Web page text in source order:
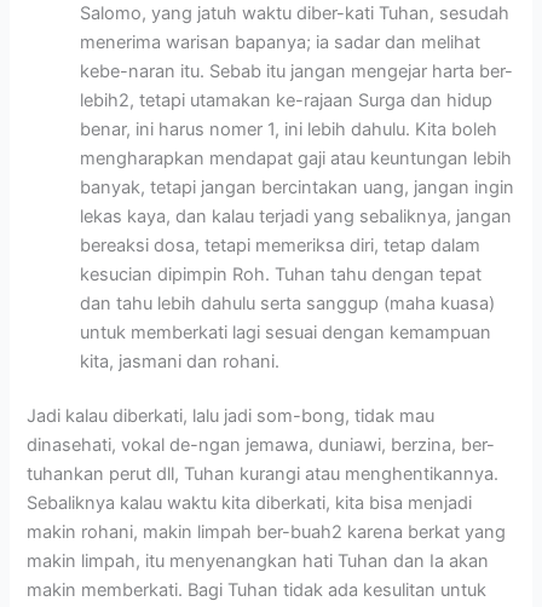
Salomo, yang jatuh waktu diber-kati Tuhan, sesudah
menerima warisan bapanya; ia sadar dan melihat
kebe-naran itu. Sebab itu jangan mengejar harta ber-
lebih2, tetapi utamakan ke-rajaan Surga dan hidup
benar, ini harus nomer 1, ini lebih dahulu. Kita boleh
mengharapkan mendapat gaji atau keuntungan lebih
banyak, tetapi jangan bercintakan uang, jangan ingin
lekas kaya, dan kalau terjadi yang sebaliknya, jangan
bereaksi dosa, tetapi memeriksa diri, tetap dalam
kesucian dipimpin Roh. Tuhan tahu dengan tepat
dan tahu lebih dahulu serta sanggup (maha kuasa)
untuk memberkati lagi sesuai dengan kemampuan
kita, jasmani dan rohani.
Jadi kalau diberkati, lalu jadi som-bong, tidak mau
dinasehati, vokal de-ngan jemawa, duniawi, berzina, ber-
tuhankan perut dll, Tuhan kurangi atau menghentikannya.
Sebaliknya kalau waktu kita diberkati, kita bisa menjadi
makin rohani, makin limpah ber-buah2 karena berkat yang
makin limpah, itu menyenangkan hati Tuhan dan Ia akan
makin memberkati. Bagi Tuhan tidak ada kesulitan untuk